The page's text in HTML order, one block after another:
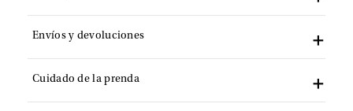
Envíos y devoluciones
Cuidado de la prenda